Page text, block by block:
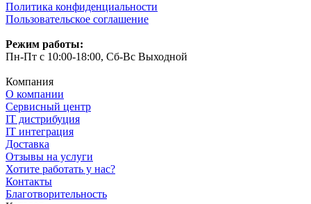
Политика конфиденциальности
Пользовательское соглашение
Режим работы:
Пн-Пт с 10:00-18:00, Сб-Вс Выходной
Компания
О компании
Сервисный центр
IT дистрибуция
IT интеграция
Доставка
Отзывы на услуги
Хотите работать у нас?
Контакты
Благотворительность